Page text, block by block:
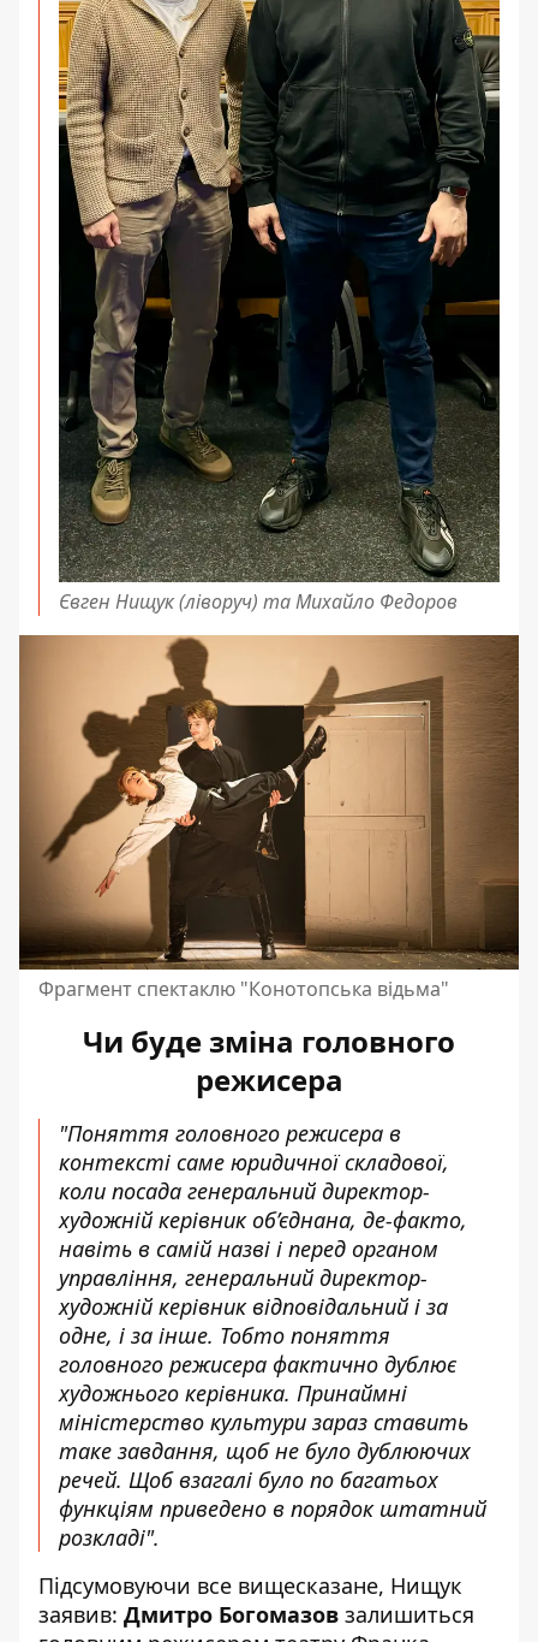
Євген Нищук (ліворуч) та Михайло Федоров
Фрагмент спектаклю "Конотопська відьма"
Чи буде зміна головного
режисера
"Поняття головного режисера в
контексті саме юридичної складової,
коли посада генеральний директор-
художній керівник об’єднана, де-факто,
навіть в самій назві і перед органом
управління, генеральний директор-
художній керівник відповідальний і за
одне, і за інше. Тобто поняття
головного режисера фактично дублює
художнього керівника. Принаймні
міністерство культури зараз ставить
таке завдання, щоб не було дублюючих
речей. Щоб взагалі було по багатьох
функціям приведено в порядок штатний
розкладі".
Підсумовуючи все вищесказане, Нищук
заявив: Дмитро Богомазов залишиться